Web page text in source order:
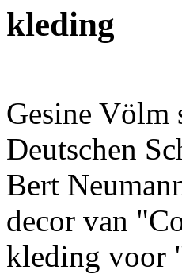
kleding
Gesine Völm
Deutschen
Bert
decor van
kleding voor